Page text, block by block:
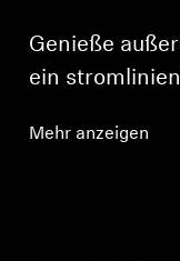
Genieße
ein
Mehr anzeigen